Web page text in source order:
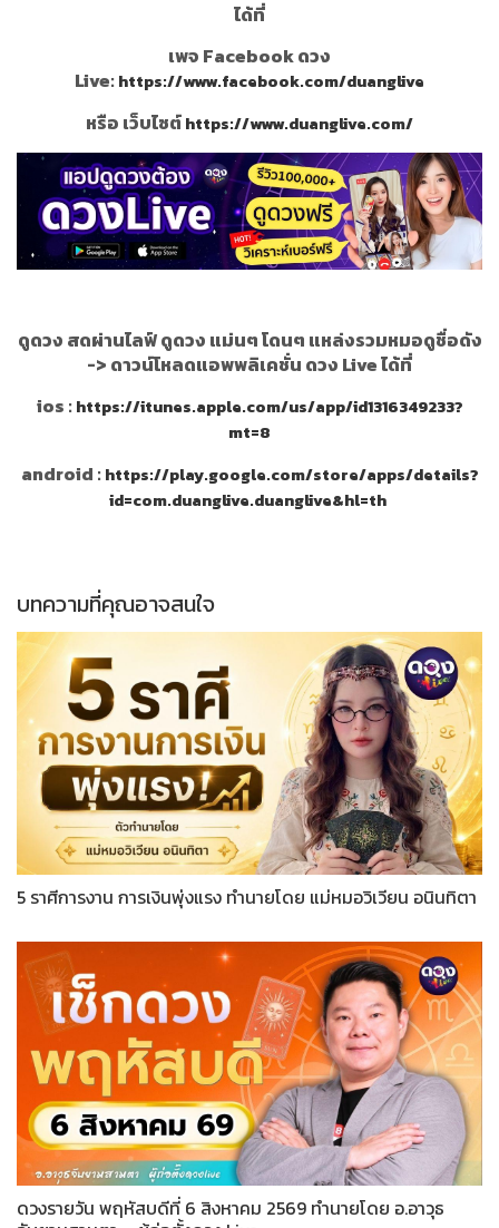
ได้ที่
เพจ Facebook ดวง
Live:https://www.facebook.com/duanglive
หรือ เว็บไซต์https://www.duanglive.com/
ดูดวง สดผ่านไลฟ์ ดูดวง แม่นๆ โดนๆ แหล่งรวมหมอดูชื่อดัง
-> ดาวน์โหลดแอพพลิเคชั่น ดวง Live ได้ที่
ios :https://itunes.apple.com/us/app/id1316349233?
mt=8
android :https://play.google.com/store/apps/details?
id=com.duanglive.duanglive&hl=th
บทความที่คุณอาจสนใจ
5 ราศีการงาน การเงินพุ่งแรง ทำนายโดย แม่หมอวิเวียน อนินทิตา
ดวงรายวัน พฤหัสบดีที่ 6 สิงหาคม 2569 ทำนายโดย อ.อาวุธ